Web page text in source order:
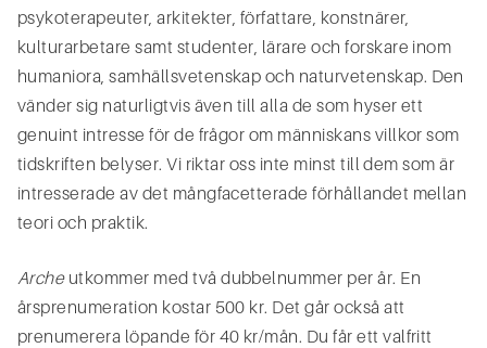
psykoterapeuter, arkitekter, författare, konstnärer,
kulturarbetare samt studenter, lärare och forskare inom
humaniora, samhällsvetenskap och naturvetenskap. Den
vänder sig naturligtvis även till alla de som hyser ett
genuint intresse för de frågor om människans villkor som
tidskriften belyser. Vi riktar oss inte minst till dem som är
intresserade av det mångfacetterade förhållandet mellan
teori och praktik.
Archeutkommer med två dubbelnummer per år. En
årsprenumeration kostar 500 kr. Det går också att
prenumerera löpande för 40 kr/mån. Du får ett valfritt